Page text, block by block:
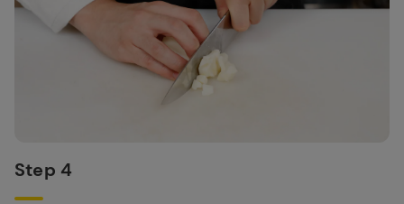
Step 4